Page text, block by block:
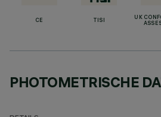
CE TISI
UK
PHOTOMETRISCHE